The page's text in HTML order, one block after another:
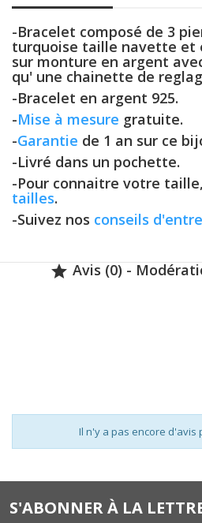
-Bracelet composé de 3
turquoise taille navette et
sur monture en argent
qu' une chainette de
-Bracelet en argent 925.
-Mise à mesure gratuite.
-Garantie de 1 an sur ce
-Livré dans un pochette.
-Pour connaitre votre
tailles.
-Suivez nos conseils
 Avis (0) -
Il n'y a pas encore d'avis
S'ABONNER À LA